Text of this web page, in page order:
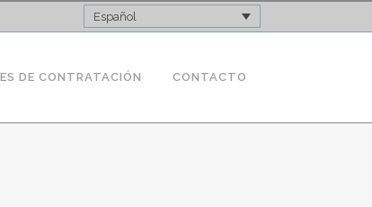
Español
DE CONTRATACIÓN CONTACTO